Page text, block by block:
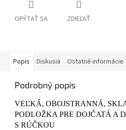
OPÝTAŤ SA ZDIEĽAŤ
Popis Diskusia Ostatné informácie
Podrobný popis
VEĽKÁ, OBOJSTRANNÁ,
PODLOŽKA PRE DOJČATÁ A
S RÚČKOU